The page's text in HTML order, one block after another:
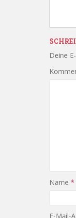
Deine
Name *
E-Mail-